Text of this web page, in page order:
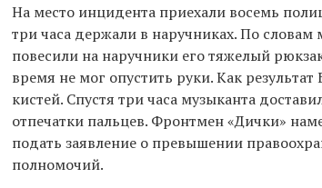
На место инцидента приехали восемь
три часа держали в наручниках. По словам
повесили на наручники его тяжелый
время не мог опустить руки. Как
кистей. Спустя три часа музыканта
отпечатки пальцев. Фронтмен «Дички»
подать заявление о превышении
полномочий.